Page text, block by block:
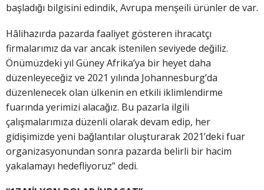
başladığı bilgisini edindik, Avrupa menşeili ürünler de var.
Hâlihazırda pazarda faaliyet gösteren ihracatçı
firmalarımız da var ancak istenilen seviyede değiliz.
Önümüzdeki yıl Güney Afrika’ya bir heyet daha
düzenleyeceğiz ve 2021 yılında Johannesburg’da
düzenlenecek olan ülkenin en etkili iklimlendirme
fuarında yerimizi alacağız. Bu pazarla ilgili
çalışmalarımıza düzenli olarak devam edip, her
gidişimizde yeni bağlantılar oluşturarak 2021’deki fuar
organizasyonundan sonra pazarda belirli bir hacim
yakalamayı hedefliyoruz” dedi.